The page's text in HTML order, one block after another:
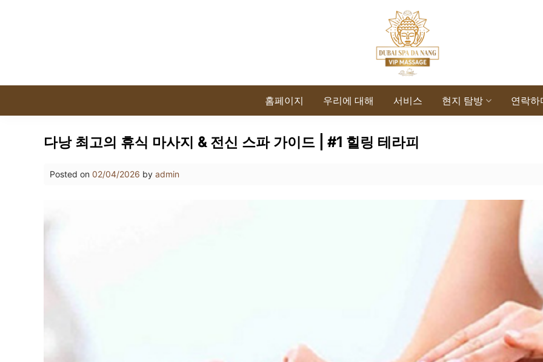
홈페이지 우리에 대해 서비스 현지 탐방 연락하
다낭 최고의 휴식 마사지 & 전신 스파 가이드 | #1 힐링 테라피
Posted on 02/04/2026 by admin